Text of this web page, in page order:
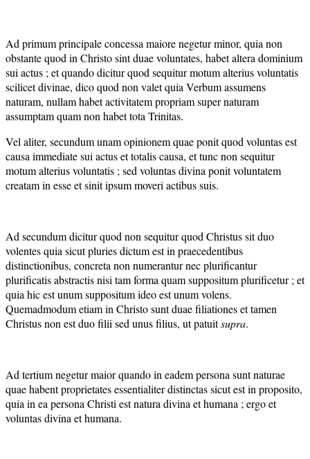
Ad primum principale concessa maiore negetur minor, quia non
obstante quod in Christo sint duae voluntates, habet altera dominium
sui actus ; et quando dicitur quod sequitur motum alterius voluntatis
scilicet divinae, dico quod non valet quia Verbum assumens
naturam, nullam habet activitatem propriam super naturam
assumptam quam non habet tota Trinitas.
Vel aliter, secundum unam opinionem quae ponit quod voluntas est
causa immediate sui actus et totalis causa, et tunc non sequitur
motum alterius voluntatis ; sed voluntas divina ponit voluntatem
creatam in esse et sinit ipsum moveri actibus suis.
Ad secundum dicitur quod non sequitur quod Christus sit duo
volentes quia sicut pluries dictum est in praecedentibus
distinctionibus, concreta non numerantur nec plurificantur
plurificatis abstractis nisi tam forma quam suppositum plurificetur ; et
quia hic est unum suppositum ideo est unum volens.
Quemadmodum etiam in Christo sunt duae filiationes et tamen
Christus non est duo filii sed unus filius, ut patuitsupra.
Ad tertium negetur maior quando in eadem persona sunt naturae
quae habent proprietates essentialiter distinctas sicut est in proposito,
quia in ea persona Christi est natura divina et humana ; ergo et
voluntas divina et humana.